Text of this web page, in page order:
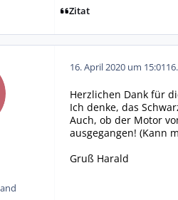
Zitat
16. April 2020 um 15:01
Herzlichen Dank für
Ich denke, das
Auch, ob der Motor
ausgegangen! (Kann
Gruß Harald